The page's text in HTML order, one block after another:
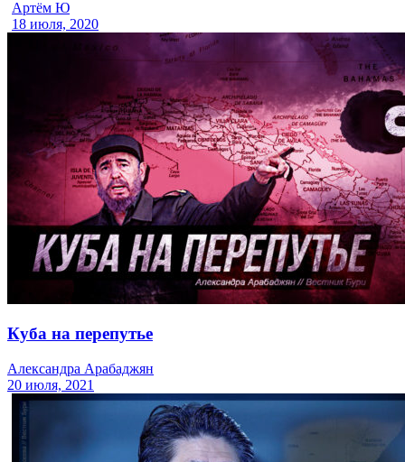
Артём Ю
18 июля, 2020
Куба на перепутье
Александра Арабаджян
20 июля, 2021